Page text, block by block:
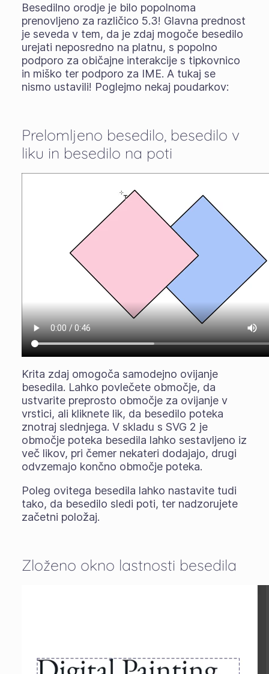
Besedilno orodje je bilo popolnoma
prenovljeno za različico 5.3! Glavna prednost
je seveda v tem, da je zdaj mogoče besedilo
urejati neposredno na platnu, s popolno
podporo za običajne interakcije s tipkovnico
in miško ter podporo za IME. A tukaj se
nismo ustavili! Poglejmo nekaj poudarkov:
Prelomljeno besedilo, besedilo v
liku in besedilo na poti
Krita zdaj omogoča samodejno ovijanje
besedila. Lahko povlečete območje, da
ustvarite preprosto območje za ovijanje v
vrstici, ali kliknete lik, da besedilo poteka
znotraj slednjega. V skladu s SVG 2 je
območje poteka besedila lahko sestavljeno iz
več likov, pri čemer nekateri dodajajo, drugi
odvzemajo končno območje poteka.
Poleg ovitega besedila lahko nastavite tudi
tako, da besedilo sledi poti, ter nadzorujete
začetni položaj.
Zloženo okno lastnosti besedila